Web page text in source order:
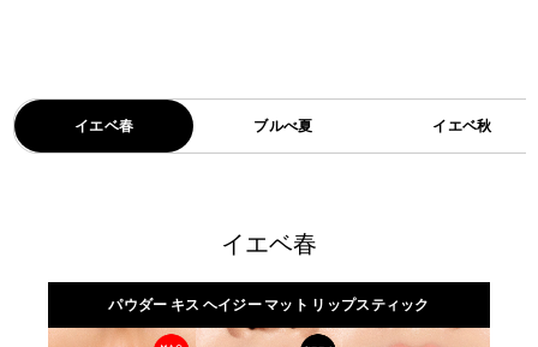
イエベ春 ブルべ夏 イエベ秋
イエベ春
パウダー キス ヘイジー マット リップスティック